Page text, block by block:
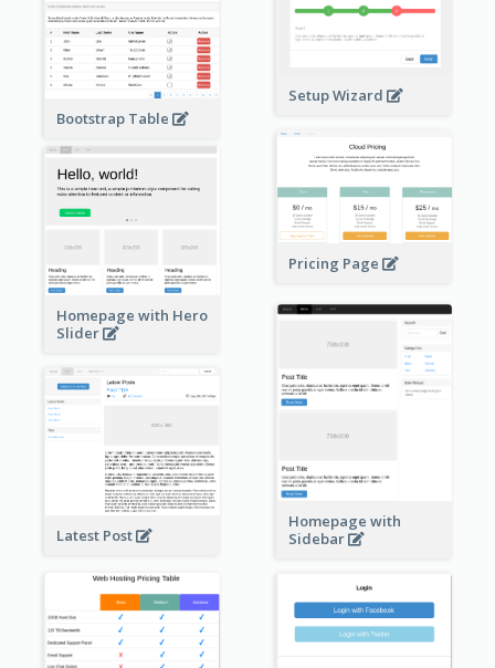
Bootstrap Table
Setup Wizard
Pricing Page
Homepage with Hero
Slider
Homepage with
Sidebar
Latest Post